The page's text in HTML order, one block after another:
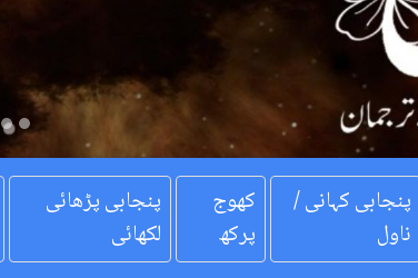
پنجابی پڑھائی
لکھائی
کھوج
پرکھ
پنجابی کہانی /
ناول